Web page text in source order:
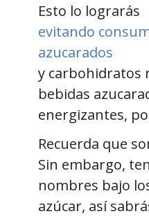
Esto lo lograrás
evitando
azucarados
y carbohidratos
bebidas
energizantes,
Recuerda que
Sin embargo,
nombres bajo
azúcar, así